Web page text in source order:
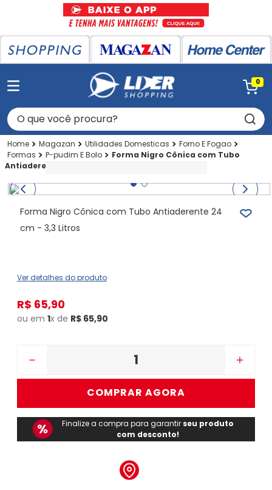
0
O que você procura?
Magazan Utilidades Domesticas
Forno E Fogao
Formas
P-pudim E Bolo
Forma Nigro Cônica com Tubo
Antiaderente 24 cm - 3,3 Litros
Forma Nigro Cônica com Tubo Antiaderente 24
cm - 3,3 Litros
Ver detalhes do produto
R$ 65,90
ou em 1x de R$ 65,90
＋
－
COMPRAR AGORA
Finalize a compra para garantir seu produto
com desconto!